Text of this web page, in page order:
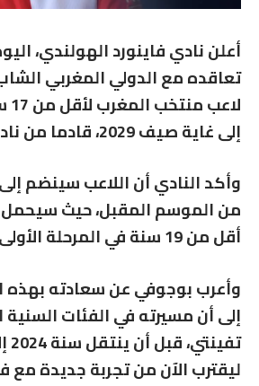
أعلن نادي فاينورد الهولندي،
تعاقده مع الدولي المغربي
إلى غاية صيف 2029، قادما من نادي جو أهيد إيغلز.
وأكد النادي أن اللاعب سينضم
من الموسم المقبل، حيث
أقل من 19 سنة في المرحلة الأولى.
وأعرب بوجوفي عن سعادته بهذه
إلى أن مسيرته في الفئات
ليقترب الآن من تجربة جديدة مع